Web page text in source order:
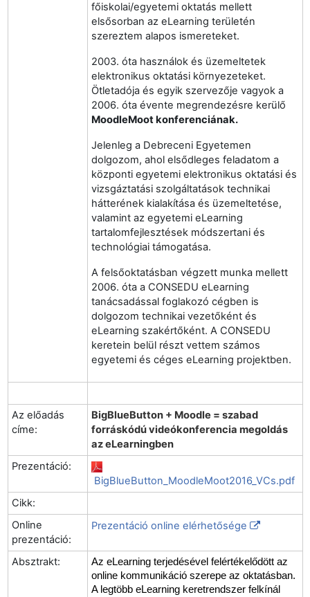
főiskolai/egyetemi oktatás mellett
elsősorban az eLearning területén
szereztem alapos ismereteket.
2003. óta használok és üzemeltetek
elektronikus oktatási környezeteket.
Ötletadója és egyik szervezője vagyok a
2006. óta évente megrendezésre kerülő
MoodleMoot konferenciának.
Jelenleg a Debreceni Egyetemen
dolgozom, ahol elsődleges feladatom a
központi egyetemi elektronikus oktatási és
vizsgáztatási szolgáltatások technikai
hátterének kialakítása és üzemeltetése,
valamint az egyetemi eLearning
tartalomfejlesztések módszertani és
technológiai támogatása.
A felsőoktatásban végzett munka mellett
2006. óta a CONSEDU eLearning
tanácsadással foglakozó cégben is
dolgozom technikai vezetőként és
eLearning szakértőként. A CONSEDU
keretein belül részt vettem számos
egyetemi és céges eLearning projektben.
Az előadás
címe:
BigBlueButton + Moodle = szabad
forráskódú videókonferencia megoldás
az eLearningben
Prezentáció:
BigBlueButton_MoodleMoot2016_VCs.pdf
Cikk:
Online
prezentáció:
Prezentáció online elérhetősége
Absztrakt:
Az eLearning terjedésével felértékelődött az
online kommunikáció szerepe az oktatásban.
A legtöbb eLearning keretrendszer felkínál